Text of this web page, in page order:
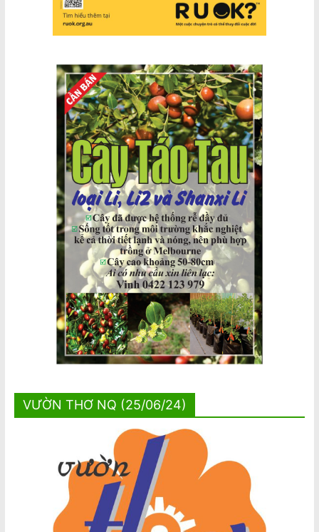
VƯỜN THƠ NQ (25/06/24)